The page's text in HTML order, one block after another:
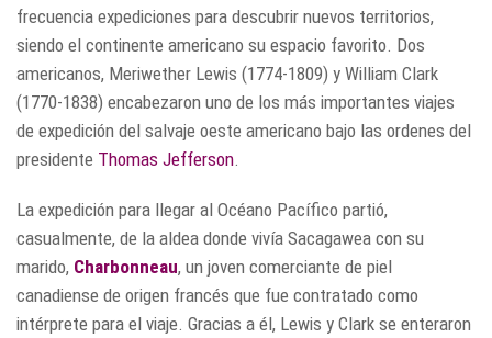
frecuencia expediciones para descubrir nuevos territorios,
siendo el continente americano su espacio favorito. Dos
americanos, Meriwether Lewis (1774-1809) y William Clark
(1770-1838) encabezaron uno de los más importantes viajes
de expedición del salvaje oeste americano bajo las ordenes del
presidente Thomas Jefferson.
La expedición para llegar al Océano Pacífico partió,
casualmente, de la aldea donde vivía Sacagawea con su
marido, Charbonneau, un joven comerciante de piel
canadiense de origen francés que fue contratado como
intérprete para el viaje. Gracias a él, Lewis y Clark se enteraron